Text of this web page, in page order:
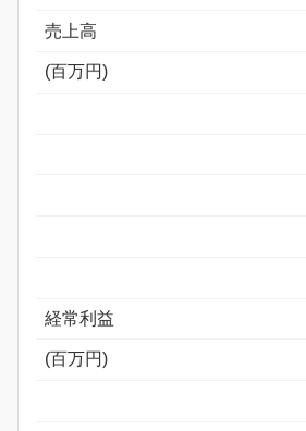
売上高
(百万円)
経常利益
(百万円)